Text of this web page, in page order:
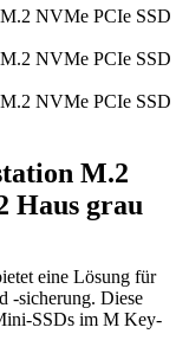
M.2
Haus grau
eine Lösung für
-sicherung. Diese
SSDs im M Key-